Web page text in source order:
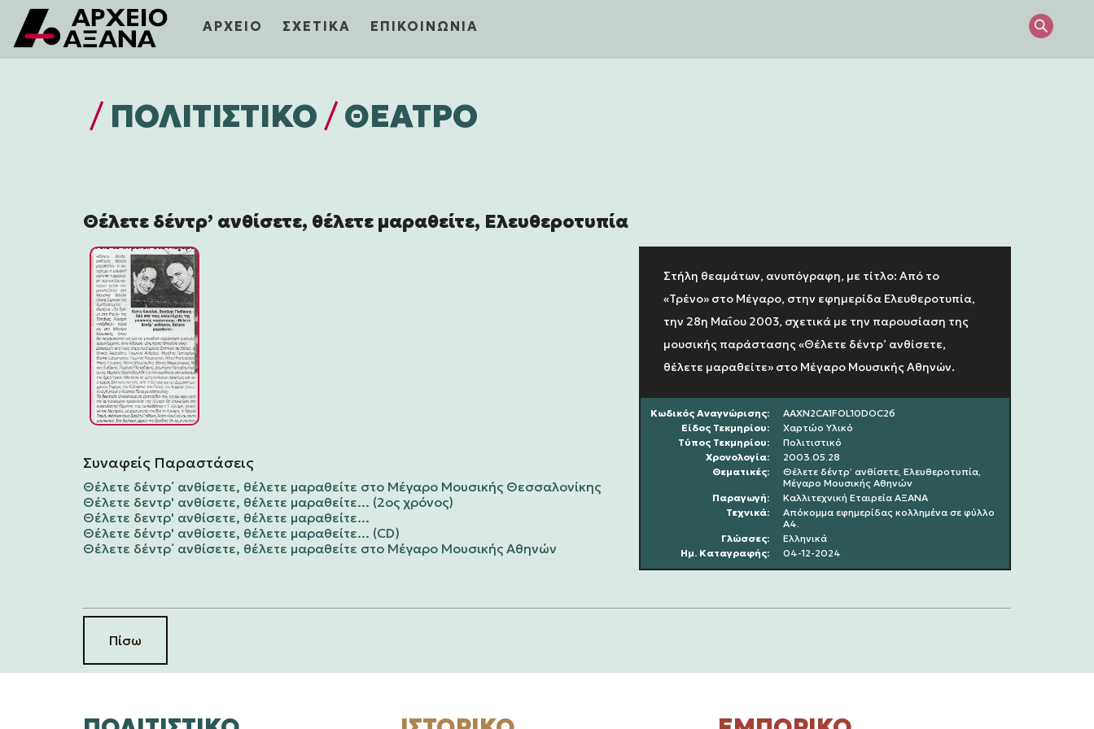
ΑΡΧΕΙΟ ΣΧΕΤΙΚΑ ΕΠΙΚΟΙΝΩΝΙΑ
/ ΠΟΛΙΤΙΣΤΙΚΌ /ΘΕΑΤΡΟ
Θέλετε δέντρ’ ανθίσετε, θέλετε μαραθείτε, Ελευθεροτυπία
Στήλη θεαμάτων, ανυπόγραφη, με τίτλο: Από το
«Τρένο» στο Μέγαρο, στην εφημερίδα Ελευθεροτυπία,
την 28η Μαΐου 2003, σχετικά με την παρουσίαση της
μουσικής παράστασης «Θέλετε δέντρ’ ανθίσετε,
θέλετε μαραθείτε» στο Μέγαρο Μουσικής Αθηνών.
Κωδικός Αναγνώρισης:
AAXN2CA1FOL10DOC26
Είδος Τεκμηρίου:
Χαρτώο Υλικό
Τύπος Τεκμηρίου:
Πολιτιστικό
Χρονολoγία:
2003.05.28
Θεματικές:
Θέλετε δέντρ’ ανθίσετε, Ελευθεροτυπία,
Μέγαρο Μουσικής Αθηνών
Παραγωγή:
Καλλιτεχνική Εταιρεία ΑΞΑΝΑ
Τεχνικά:
Απόκομμα εφημερίδας κολλημένα σε φύλλο
Α4.
Γλώσσες:
Ελληνικά
Ημ. Καταγραφής:
04-12-2024
Συναφείς Παραστάσεις
Θέλετε δέντρ΄ ανθίσετε, θέλετε μαραθείτε στο Μέγαρο Μουσικής Θεσσαλονίκης
Θέλετε δεντρ' ανθίσετε, θέλετε μαραθείτε... (2ος χρόνος)
Θέλετε δεντρ' ανθίσετε, θέλετε μαραθείτε...
Θέλετε δέντρ' ανθίσετε, θέλετε μαραθείτε... (CD)
Θέλετε δέντρ΄ ανθίσετε, θέλετε μαραθείτε στο Μέγαρο Μουσικής Αθηνών
Πίσω